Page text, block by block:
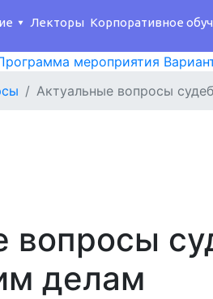
Лекторы Корпоративное
мероприятия
Актуальные вопросы
вопросы
делам